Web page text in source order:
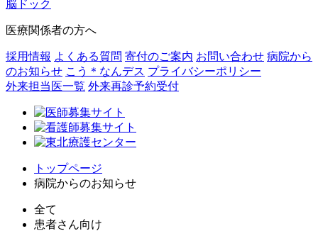
脳ドック
医療関係者の方へ
採用情報 よくある質問 寄付のご案内 お問い合わせ 病院から
のお知らせ こう＊なんデス プライバシーポリシー
外来担当医一覧 外来再診予約受付
トップページ
病院からのお知らせ
全て
患者さん向け